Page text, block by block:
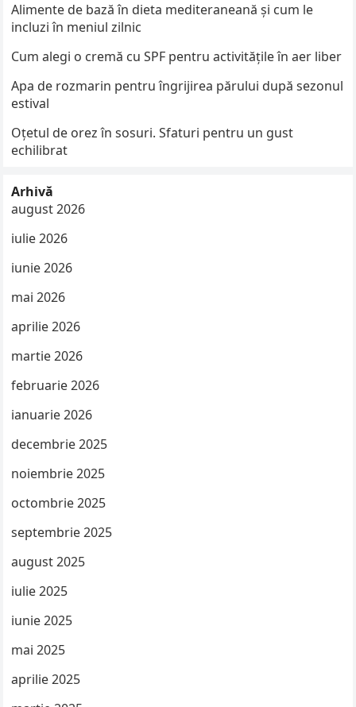
Alimente de bază în dieta mediteraneană și cum le
incluzi în meniul zilnic
Cum alegi o cremă cu SPF pentru activitățile în aer liber
Apa de rozmarin pentru îngrijirea părului după sezonul
estival
Oțetul de orez în sosuri. Sfaturi pentru un gust
echilibrat
Arhivă
august 2026
iulie 2026
iunie 2026
mai 2026
aprilie 2026
martie 2026
februarie 2026
ianuarie 2026
decembrie 2025
noiembrie 2025
octombrie 2025
septembrie 2025
august 2025
iulie 2025
iunie 2025
mai 2025
aprilie 2025